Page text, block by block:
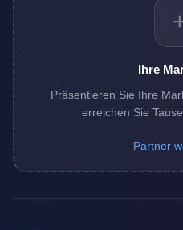
Ihre
Präsentieren Sie Ihre
erreichen Sie
Partner